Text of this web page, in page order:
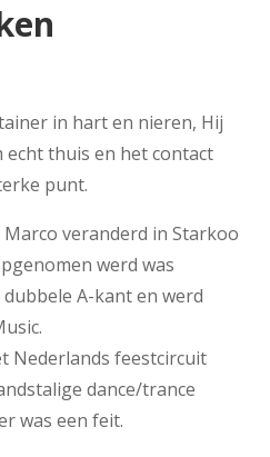
in hart en nieren, Hij
thuis en het contact
punt.
Marco veranderd in Starkoo
werd was
A-kant en werd
Nederlands feestcircuit
dance/trance
was een feit.